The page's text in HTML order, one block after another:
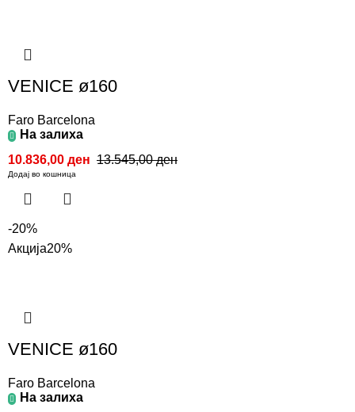
VENICE ø160
Faro Barcelona
На залиха
13.545,00ден
10.836,00 ден
Додај во кошница
-20%
Акција20%
VENICE ø160
Faro Barcelona
На залиха